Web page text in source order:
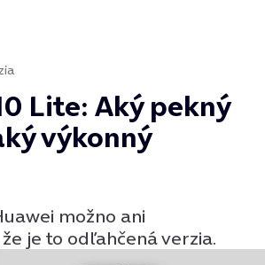
Lite: Aký pekný
výkonný
možno ani
je to odľahčená verzia.